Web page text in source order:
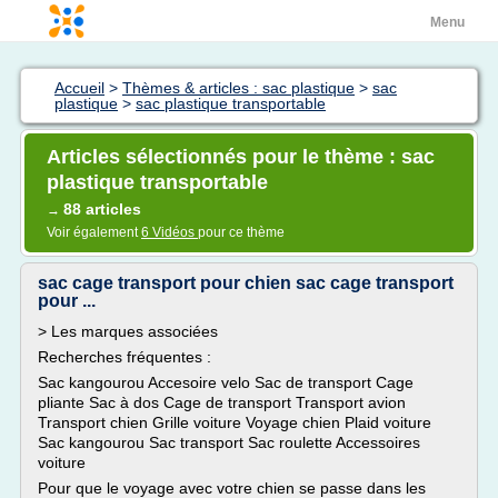
Menu
Accueil > Thèmes & articles : sac plastique > sac
plastique > sac plastique transportable
Articles sélectionnés pour le thème : sac
plastique transportable
→ 88 articles
Voir également6 Vidéos pour ce thème
sac cage transport pour chien sac cage transport
pour ...
> Les marques associées
Recherches fréquentes :
Sac kangourou Accesoire velo Sac de transport Cage
pliante Sac à dos Cage de transport Transport avion
Transport chien Grille voiture Voyage chien Plaid voiture
Sac kangourou Sac transport Sac roulette Accessoires
voiture
Pour que le voyage avec votre chien se passe dans les